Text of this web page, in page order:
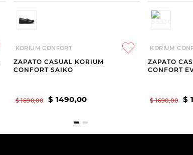
KORIUM CONFORT
ZAPATO CASUAL KORIUM
CONFORT SAIKO
$ 1690,00 $ 1490,00
KORIUM
ZAPATO
CONFORT
$ 1690,00 $